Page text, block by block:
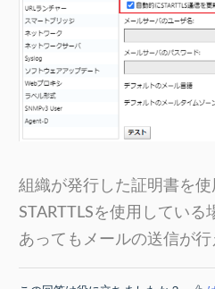
組織が発行した証明書を
STARTTLSを使用してい
あってもメールの送信が行